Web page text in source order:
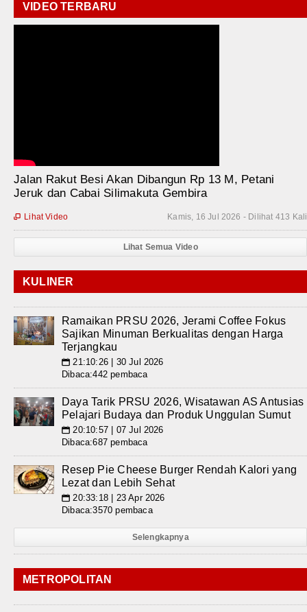
VIDEO TERBARU
Jalan Rakut Besi Akan Dibangun Rp 13 M, Petani
Jeruk dan Cabai Silimakuta Gembira
Kamis, 16 Jul 2026 - Dilihat 413 Kali
 Lihat Video
Lihat Semua Video
KULINER
Ramaikan PRSU 2026, Jerami Coffee Fokus
Sajikan Minuman Berkualitas dengan Harga
Terjangkau
📅 21:10:26 | 30 Jul 2026
Dibaca:442 pembaca
Daya Tarik PRSU 2026, Wisatawan AS Antusias
Pelajari Budaya dan Produk Unggulan Sumut
📅 20:10:57 | 07 Jul 2026
Dibaca:687 pembaca
Resep Pie Cheese Burger Rendah Kalori yang
Lezat dan Lebih Sehat
📅 20:33:18 | 23 Apr 2026
Dibaca:3570 pembaca
Selengkapnya
METROPOLITAN